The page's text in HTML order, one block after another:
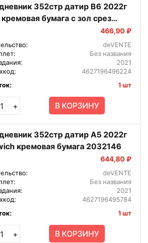
352стр датир B6 2022г
бумага с зол срез
466,90 ₽
deVENTE
Без названия
2021
4627196496224
1 шт
+ В КОРЗИНУ
352стр датир А5 2022г
кремовая бумага 2032146
644,80 ₽
deVENTE
Без названия
2021
4627196495784
1 шт
+ В КОРЗИНУ